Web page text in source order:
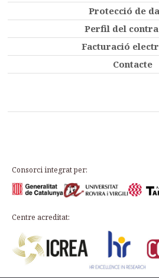
Protecció de
Perfil del
Facturació
Contacte
Consorci integrat per:
Centre acreditat: